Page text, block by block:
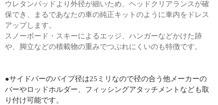
ウレタンパッドより外径が細いため、ヘッドクリアランスが確
保でき、まるであなたの車の純正キットのように車内をドレス
アップします。
スノーボード・スキーによるエッジ、ハンガーなどかけた跡
や、脚立などの積載物の重みでつぶれにくいのも特徴です。
●サイドバーのパイプ径は25ミリなので径の合う他メーカーの
バーやロッドホルダー、フィッシングアタッチメントなども取
り付け可能です。